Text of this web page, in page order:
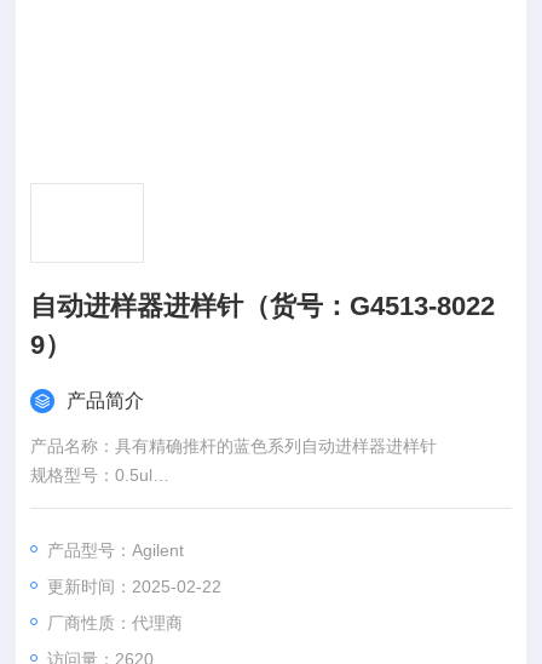
自动进样器进样针（货号：G4513-8022
9）
产品简介
产品名称：具有精确推杆的蓝色系列自动进样器进样针
规格型号：0.5ul
产品说明：推杆在针头中，固定式，23/42/ 锥形针尖
产品型号：Agilent
更新时间：2025-02-22
厂商性质：代理商
访问量：2620